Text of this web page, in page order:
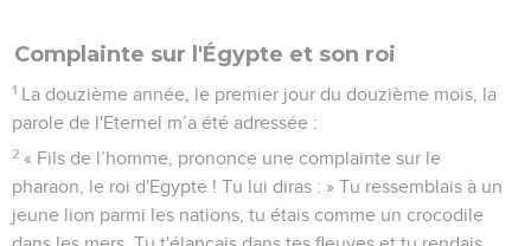
Complainte sur l'Égypte et son roi
1 La douzième année, le premier jour du douzième mois, la
parole de l'Eternel m’a été adressée :
2 « Fils de l’homme, prononce une complainte sur le
pharaon, le roi d'Egypte ! Tu lui diras : » Tu ressemblais à un
jeune lion parmi les nations, tu étais comme un crocodile